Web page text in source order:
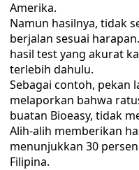
Amerika.
Namun hasilnya, tidak
berjalan sesuai
hasil test yang akurat
terlebih dahulu.
Sebagai contoh, pekan
melaporkan bahwa
buatan Bioeasy, tidak
Alih-alih memberikan
menunjukkan 30
Filipina.